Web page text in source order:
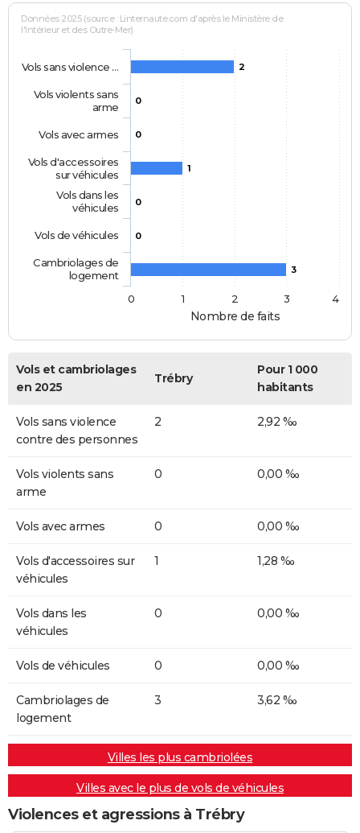
Nombre de faits
Données 2025 (source : Linternaute.com d'après le Ministère de
l'Intérieur et des Outre-Mer)
2
0
0
1
0
0
3
Vols sans violence …
Vols violents sans
arme
Vols avec armes
Vols d'accessoires
sur véhicules
Vols dans les
véhicules
Vols de véhicules
Cambriolages de
logement
0
1 2 3 4
Vols et cambriolages
en 2025
Trébry
Pour 1 000
habitants
Vols sans violence
contre des personnes
2 2,92 ‰
Vols violents sans
arme
0 0,00 ‰
Vols avec armes 0 0,00 ‰
Vols d'accessoires sur
véhicules
1 1,28 ‰
Vols dans les
véhicules
0 0,00 ‰
Vols de véhicules 0 0,00 ‰
Cambriolages de
logement
3 3,62 ‰
Villes les plus cambriolées
Villes avec le plus de vols de véhicules
Violences et agressions à Trébry